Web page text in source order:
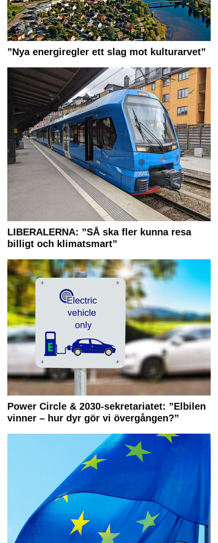
”Nya energiregler ett slag mot kulturarvet”
LIBERALERNA: ”SÅ ska fler kunna resa
billigt och klimatsmart”
Power Circle & 2030-sekretariatet: ”Elbilen
vinner – hur dyr gör vi övergången?”